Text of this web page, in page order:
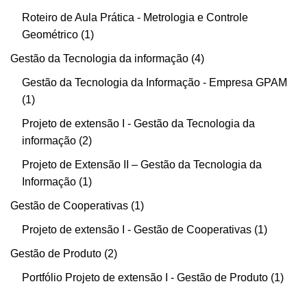
Roteiro de Aula Prática - Metrologia e Controle
Geométrico 1
Gestão da Tecnologia da informação 4
Gestão da Tecnologia da Informação - Empresa GPAM
1
Projeto de extensão I - Gestão da Tecnologia da
informação 2
Projeto de Extensão II – Gestão da Tecnologia da
Informação 1
Gestão de Cooperativas 1
Projeto de extensão I - Gestão de Cooperativas 1
Gestão de Produto 2
Portfólio Projeto de extensão I - Gestão de Produto 1